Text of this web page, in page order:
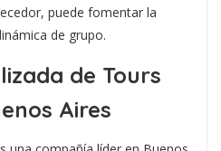
puede fomentar la
de grupo.
de Tours
Aires